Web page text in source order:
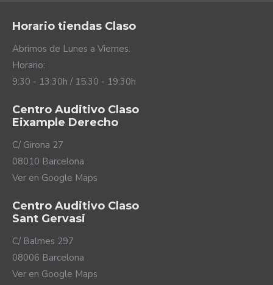
Carga ultrarrápida
Los nuevos audífonos recargables Encanta
rápida. En tan solo 2 horas puedes tener totalmente
parte de esto, su sistema de carga está diseñado para
que puedas disponer de 16 horas de energía en tan
solo 1 hora y de 4 horas de funcionamiento en tan solo
No tienes más que poner tus audífonos en sus
respectivas ranuras y listo. Sin preocuparte de
Horario tiendas Claso
Abrimos de Lunes a Viernes.
Horario:
9:30 - 13:30h / 15:30 - 19:30h
Centro Auditivo Claso
Eixample Derecho
C/ Girona 27
08010 Barcelona
Ver en Google Maps
Centro Auditivo Claso
Sant Gervasi
C/ Balmes 297
08006 Barcelona
Ver en Google Maps